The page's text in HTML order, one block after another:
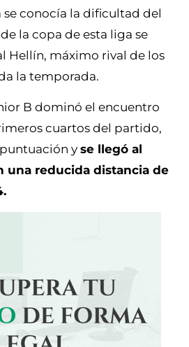
se conocía la dificultad del
la copa de esta liga se
Hellín, máximo rival de los
la temporada.
B dominó el encuentro
cuartos del partido,
y se llegó al
una reducida distancia de